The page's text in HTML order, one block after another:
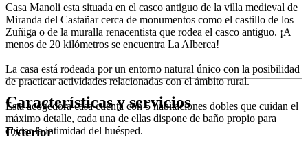
Casa Manoli esta situada en el casco antiguo de la villa medieval de
Miranda del Castañar cerca de monumentos como el castillo de los
Zuñiga o de la muralla renacentista que rodea el casco antiguo. ¡A
menos de 20 kilómetros se encuentra La Alberca!
La casa está rodeada por un entorno natural único con la posibilidad
de practicar actividades relacionadas con el ámbito rural.
Esta acogedora casa cuenta con 5 habitaciones dobles que cuidan el
máximo detalle, cada una de ellas dispone de baño propio para
cuidar la intimidad del huésped.
Características y servicios
Exterior